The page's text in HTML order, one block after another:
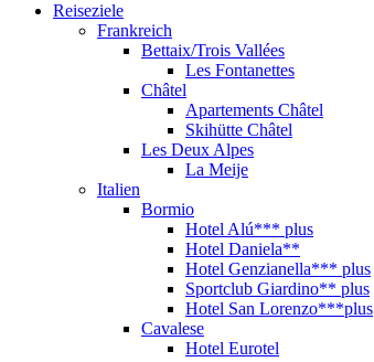
Reiseziele
Frankreich
Bettaix/Trois Vallées
Les Fontanettes
Châtel
Apartements Châtel
Skihütte Châtel
Les Deux Alpes
La Meije
Italien
Bormio
Hotel Alú*** plus
Hotel Daniela**
Hotel Genzianella*** plus
Sportclub Giardino** plus
Hotel San Lorenzo***plus
Cavalese
Hotel Eurotel